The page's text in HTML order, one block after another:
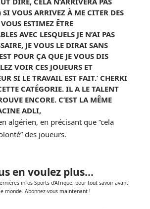
VOUS ARRIVEZ À ME CITER DES
ESTIMEZ ÊTRE
AVEC LESQUELS JE N’AI PAS
JE VOUS LE DIRAI SANS
POUR ÇA QUE JE VOUS DIS
VOIR CES JOUEURS ET
SI LE TRAVAIL EST FAIT.’ CHERKI
CATÉGORIE. IL A LE TALENT
ENCORE. C’EST LA MÊME
ADLI,
algérien, en précisant que “cela
des joueurs.
en voulez plus...
infos Sports d'Afrique, pour tout savoir avant
monde. Abonnez-vous maintenant !